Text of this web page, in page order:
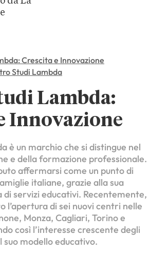
Crescita e Innovazione
Studi Lambda
Lambda:
Innovazione
è un marchio che si distingue nel
e della formazione professionale.
affermarsi come un punto di
italiane, grazie alla sua
servizi educativi. Recentemente,
l’apertura di sei nuovi centri nelle
Monza, Cagliari, Torino e
così l’interesse crescente degli
modello educativo.